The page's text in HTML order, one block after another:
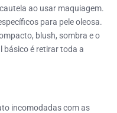
ao usar maquiagem.
para pele oleosa.
blush, sombra e o
básico é retirar toda a
incomodadas com as